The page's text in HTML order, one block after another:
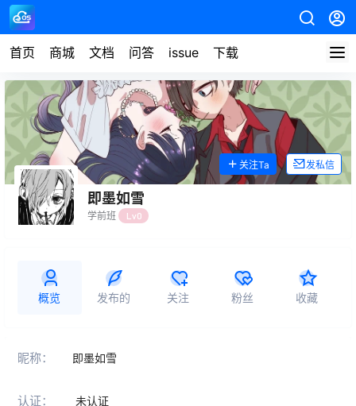
首页 商城 文档 问答 issue 下载
即墨如雪
学前班 Lv0
关注Ta 发私信
概览 发布的 关注 粉丝 收藏
昵称： 即墨如雪
认证： 未认证